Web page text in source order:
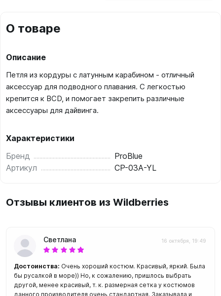
О товаре
Описание
Петля из кордуры с латунным карабином - отличный
аксессуар для подводного плавания. С легкостью
крепится к BCD, и помогает закрепить различные
аксессуары для дайвинга.
Характеристики
Бренд
ProBlue
Артикул
CP-03A-YL
Отзывы клиентов из Wildberries
Светлана 16 октября, 19:49
Достоинства: Очень хороший костюм. Красивый, яркий. Была
бы русалкой в море)) Но, к сожалению, пришлось выбрать
другой, менее красивый, т. к. размерная сетка у костюмов
данного производителя очень стандартная. Заказывала и